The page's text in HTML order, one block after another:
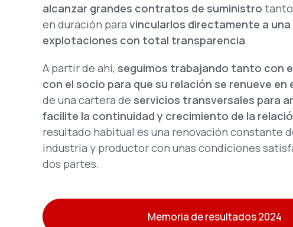
alcanzar grandes contratos de suministro
en duración para vincularlos directamente a una
explotaciones con total transparencia.
A partir de ahí, seguimos trabajando tanto con
con el socio para que su relación se renueve en
de una cartera de servicios transversales para
facilite la continuidad y crecimiento de la
resultado habitual es una renovación constante
industria y productor con unas condiciones
dos partes.
Memoria de resultados 2024